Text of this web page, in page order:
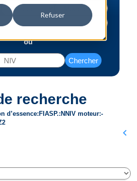
Refuser
ou
Chercher
recherche
d’essence FI ASP. N NIV moteur -
chevron_left